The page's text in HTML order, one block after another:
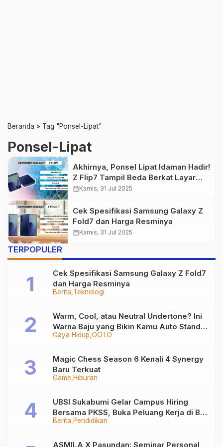
Beranda » Tag "Ponsel-Lipat"
Ponsel-Lipat
Akhirnya, Ponsel Lipat Idaman Hadir!
Z Flip7 Tampil Beda Berkat Layar
Sampulnya
calendar_monthKamis, 31 Jul 2025
Cek Spesifikasi Samsung Galaxy Z
Fold7 dan Harga Resminya
calendar_monthKamis, 31 Jul 2025
TERPOPULER
Berita Teknologi
Cek Spesifikasi Samsung Galaxy Z Fold7
dan Harga Resminya
Gaya Hidup OOTD
Warm, Cool, atau Neutral Undertone? Ini
Warna Baju yang Bikin Kamu Auto Stand
Out
Game Hiburan
Magic Chess Season 6 Kenali 4 Synergy
Baru Terkuat
Berita Pendidikan
UBSI Sukabumi Gelar Campus Hiring
Bersama PKSS, Buka Peluang Kerja di BRI
Group
ASMILA X Pasundan: Seminar Personal